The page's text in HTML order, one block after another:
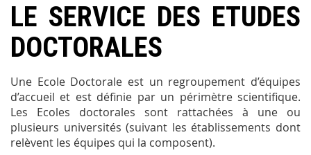
LE SERVICE DES ETUDES
DOCTORALES
Une Ecole Doctorale est un regroupement d’équipes
d’accueil et est définie par un périmètre scientifique.
Les Ecoles doctorales sont rattachées à une ou
plusieurs universités (suivant les établissements dont
relèvent les équipes qui la composent).